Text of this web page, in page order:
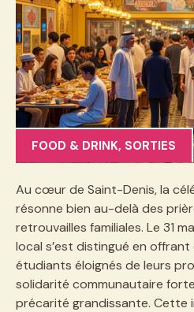
FOOD & DRINK, SORTIES
Au cœur de Saint-Denis, la
résonne bien au-delà des
retrouvailles familiales. Le 31
local s’est distingué en
étudiants éloignés de leurs
solidarité communautaire
précarité grandissante. Cette